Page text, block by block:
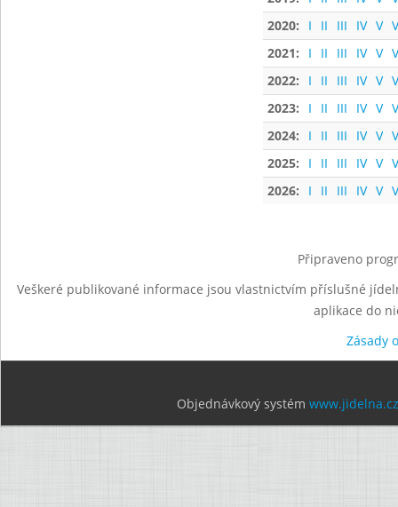
2020:
I II III IV V
2021:
I II III IV V
2022:
I II III IV V
2023:
I II III IV V
2024:
I II III IV V
2025:
I II III IV V
2026:
I II III IV V
Připraveno
Veškeré publikované informace jsou vlastnictvím příslušné
aplikace do
Zásady
Objednávkový systém www.jidelna.cz